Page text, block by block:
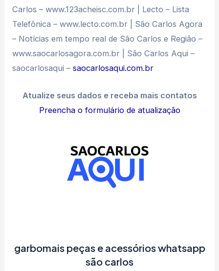
Carlos – www.123acheisc.com.br | Lecto – Lista
Telefônica – www.lecto.com.br | São Carlos Agora
– Notícias em tempo real de São Carlos e Região –
www.saocarlosagora.com.br | São Carlos Aqui –
saocarlosaqui –saocarlosaqui.com.br
Atualize seus dados e receba mais contatos
Preencha o formulário de atualização
garbomais peças e acessórios whatsapp
são carlos